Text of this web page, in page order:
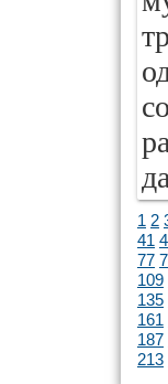
1 2
41
77
109
135
161
187
213